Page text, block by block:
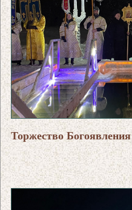
Торжество Богоявления